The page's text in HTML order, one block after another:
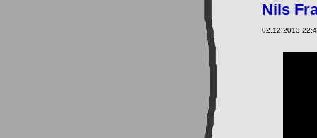
Nils
02.12.2013